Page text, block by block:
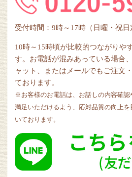
受付時間：9時～17時（日曜・祝日
10時～15時頃が比較的つながりや
す。お電話が混みあっている場合
ャット、またはメールでもご注文
ております。
※お客様のお電話は、お話しの内容確
満足いただけるよう、応対品質の向上
いております。